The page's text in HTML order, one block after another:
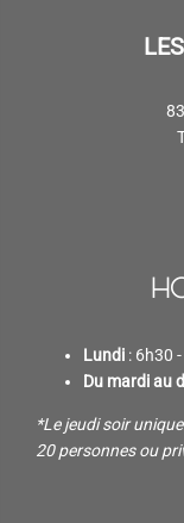
Lundi : 6h30
Du mardi au
*Le jeudi soir
20 personnes ou